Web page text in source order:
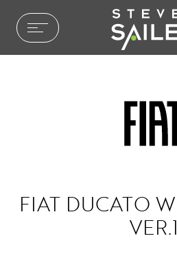
FIAT DUCATO
VER.1
NEWS
BROCHURE.PDF